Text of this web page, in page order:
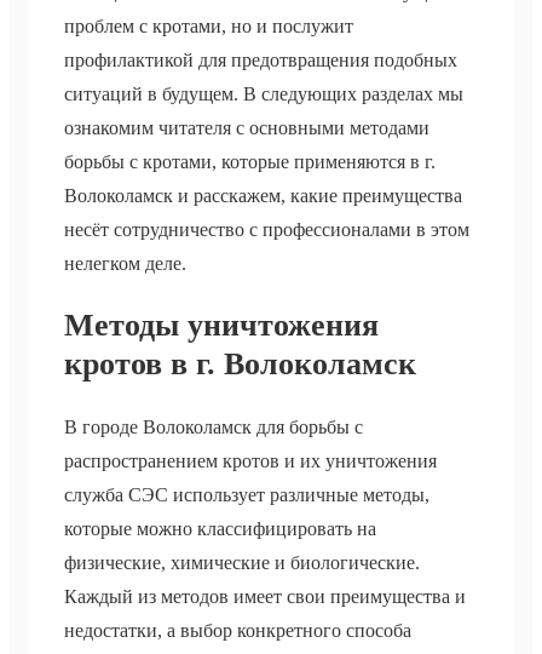
проблем с кротами, но и послужит
профилактикой для предотвращения подобных
ситуаций в будущем. В следующих разделах мы
ознакомим читателя с основными методами
борьбы с кротами, которые применяются в г.
Волоколамск и расскажем, какие преимущества
несёт сотрудничество с профессионалами в этом
нелегком деле.
Методы уничтожения
кротов в г. Волоколамск
В городе Волоколамск для борьбы с
распространением кротов и их уничтожения
служба СЭС использует различные методы,
которые можно классифицировать на
физические, химические и биологические.
Каждый из методов имеет свои преимущества и
недостатки, а выбор конкретного способа